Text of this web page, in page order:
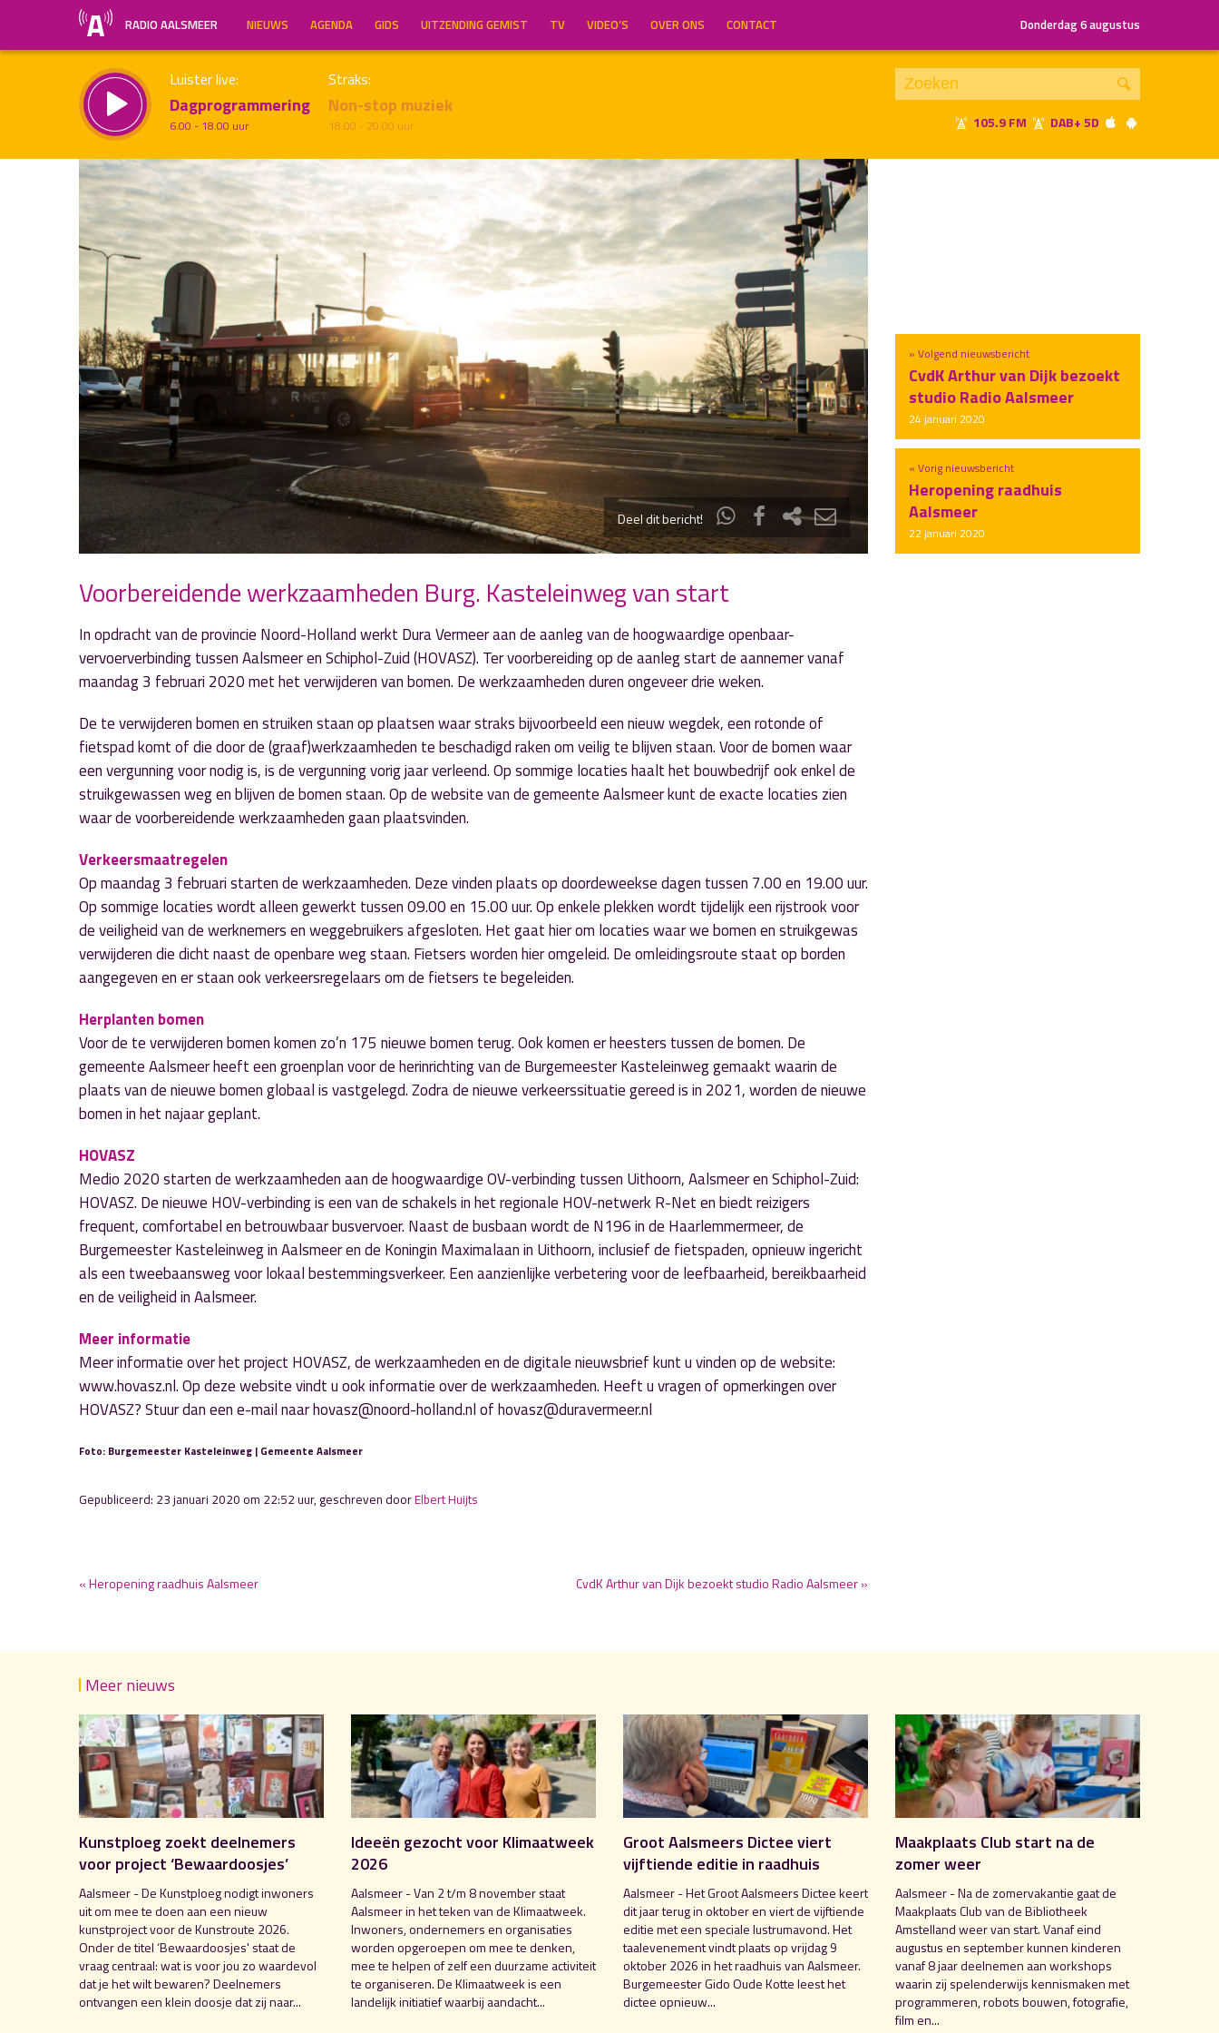
RADIO AALSMEER NIEUWS AGENDA GIDS UITZENDING GEMIST TV VIDEO’S OVER ONS CONTACT Donderdag 6 augustus
Luister live:
Dagprogrammering
6.00 - 18.00 uur
Straks:
Non-stop muziek
18.00 - 20.00 uur 105.9 FM DAB+ 5D
Inklappen
Deel dit bericht!
« Vorig nieuwsbericht
Heropening raadhuis
Aalsmeer
22 januari 2020
» Volgend nieuwsbericht
CvdK Arthur van Dijk bezoekt
studio Radio Aalsmeer
24 januari 2020
Voorbereidende werkzaamheden Burg. Kasteleinweg van start
In opdracht van de provincie Noord-Holland werkt Dura Vermeer aan de aanleg van de hoogwaardige openbaar-
vervoerverbinding tussen Aalsmeer en Schiphol-Zuid (HOVASZ). Ter voorbereiding op de aanleg start de aannemer vanaf
maandag 3 februari 2020 met het verwijderen van bomen. De werkzaamheden duren ongeveer drie weken.
De te verwijderen bomen en struiken staan op plaatsen waar straks bijvoorbeeld een nieuw wegdek, een rotonde of
fietspad komt of die door de (graaf)werkzaamheden te beschadigd raken om veilig te blijven staan. Voor de bomen waar
een vergunning voor nodig is, is de vergunning vorig jaar verleend. Op sommige locaties haalt het bouwbedrijf ook enkel de
struikgewassen weg en blijven de bomen staan. Op de website van de gemeente Aalsmeer kunt de exacte locaties zien
waar de voorbereidende werkzaamheden gaan plaatsvinden.
Verkeersmaatregelen
Op maandag 3 februari starten de werkzaamheden. Deze vinden plaats op doordeweekse dagen tussen 7.00 en 19.00 uur.
Op sommige locaties wordt alleen gewerkt tussen 09.00 en 15.00 uur. Op enkele plekken wordt tijdelijk een rijstrook voor
de veiligheid van de werknemers en weggebruikers afgesloten. Het gaat hier om locaties waar we bomen en struikgewas
verwijderen die dicht naast de openbare weg staan. Fietsers worden hier omgeleid. De omleidingsroute staat op borden
aangegeven en er staan ook verkeersregelaars om de fietsers te begeleiden.
Herplanten bomen
Voor de te verwijderen bomen komen zo’n 175 nieuwe bomen terug. Ook komen er heesters tussen de bomen. De
gemeente Aalsmeer heeft een groenplan voor de herinrichting van de Burgemeester Kasteleinweg gemaakt waarin de
plaats van de nieuwe bomen globaal is vastgelegd. Zodra de nieuwe verkeerssituatie gereed is in 2021, worden de nieuwe
bomen in het najaar geplant.
HOVASZ
Medio 2020 starten de werkzaamheden aan de hoogwaardige OV-verbinding tussen Uithoorn, Aalsmeer en Schiphol-Zuid:
HOVASZ. De nieuwe HOV-verbinding is een van de schakels in het regionale HOV-netwerk R-Net en biedt reizigers
frequent, comfortabel en betrouwbaar busvervoer. Naast de busbaan wordt de N196 in de Haarlemmermeer, de
Burgemeester Kasteleinweg in Aalsmeer en de Koningin Maximalaan in Uithoorn, inclusief de fietspaden, opnieuw ingericht
als een tweebaansweg voor lokaal bestemmingsverkeer. Een aanzienlijke verbetering voor de leefbaarheid, bereikbaarheid
en de veiligheid in Aalsmeer.
Meer informatie
Meer informatie over het project HOVASZ, de werkzaamheden en de digitale nieuwsbrief kunt u vinden op de website:
www.hovasz.nl. Op deze website vindt u ook informatie over de werkzaamheden. Heeft u vragen of opmerkingen over
HOVASZ? Stuur dan een e-mail naar hovasz@noord-holland.nl of hovasz@duravermeer.nl
Foto: Burgemeester Kasteleinweg | Gemeente Aalsmeer
Gepubliceerd: 23 januari 2020 om 22:52 uur, geschreven doorElbert Huijts
« Heropening raadhuis Aalsmeer CvdK Arthur van Dijk bezoekt studio Radio Aalsmeer »
Meer nieuws
Kunstploeg zoekt deelnemers
voor project ‘Bewaardoosjes’
Aalsmeer - De Kunstploeg nodigt inwoners
uit om mee te doen aan een nieuw
kunstproject voor de Kunstroute 2026.
Onder de titel ‘Bewaardoosjes' staat de
vraag centraal: wat is voor jou zo waardevol
dat je het wilt bewaren? Deelnemers
ontvangen een klein doosje dat zij naar...
Ideeën gezocht voor Klimaatweek
2026
Aalsmeer - Van 2 t/m 8 november staat
Aalsmeer in het teken van de Klimaatweek.
Inwoners, ondernemers en organisaties
worden opgeroepen om mee te denken,
mee te helpen of zelf een duurzame activiteit
te organiseren. De Klimaatweek is een
landelijk initiatief waarbij aandacht...
Groot Aalsmeers Dictee viert
vijftiende editie in raadhuis
Aalsmeer - Het Groot Aalsmeers Dictee keert
dit jaar terug in oktober en viert de vijftiende
editie met een speciale lustrumavond. Het
taalevenement vindt plaats op vrijdag 9
oktober 2026 in het raadhuis van Aalsmeer.
Burgemeester Gido Oude Kotte leest het
dictee opnieuw...
Maakplaats Club start na de
zomer weer
Aalsmeer - Na de zomervakantie gaat de
Maakplaats Club van de Bibliotheek
Amstelland weer van start. Vanaf eind
augustus en september kunnen kinderen
vanaf 8 jaar deelnemen aan workshops
waarin zij spelenderwijs kennismaken met
programmeren, robots bouwen, fotografie,
film en...